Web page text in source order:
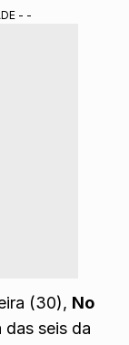
- -
(30), No
das seis da